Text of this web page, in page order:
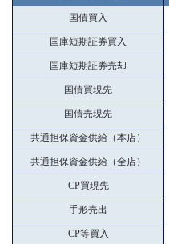
国債買入
国庫短期証券買入
国庫短期証券売却
国債買現先
国債売現先
共通担保資金供給（本店）
共通担保資金供給（全店）
CP買現先
手形売出
CP等買入